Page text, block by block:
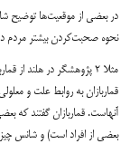
در بعضی از موقعیت‌ها توضیح
نحوه صحبت‌کردن بیشتر مردم
مثلا ۲ پژوهشگر در هلند از
قماربازان به روابط علت و
آنهاست. قماربازان گفتند که
بعضی از افراد است) و شانس